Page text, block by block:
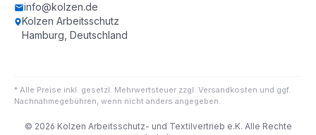
info@kolzen.de
Kolzen Arbeitsschutz
Hamburg, Deutschland
* Alle Preise inkl. gesetzl. Mehrwertsteuer zzgl. Versandkosten und ggf.
Nachnahmegebühren, wenn nicht anders angegeben.
© 2026 Kolzen Arbeitsschutz- und Textilvertrieb e.K. Alle Rechte